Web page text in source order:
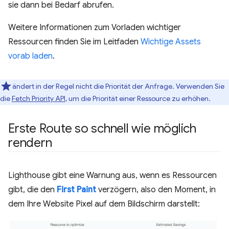
sie dann bei Bedarf abrufen.
Weitere Informationen zum Vorladen wichtiger
Ressourcen finden Sie im Leitfaden Wichtige Assets
vorab laden.
ändert in der Regel nicht die Priorität der Anfrage. Verwenden Sie
dieFetch Priority API, um die Priorität einer Ressource zu erhöhen.
Erste Route so schnell wie möglich
rendern
Lighthouse gibt eine Warnung aus, wenn es Ressourcen
gibt, die den First Paint verzögern, also den Moment, in
dem Ihre Website Pixel auf dem Bildschirm darstellt: